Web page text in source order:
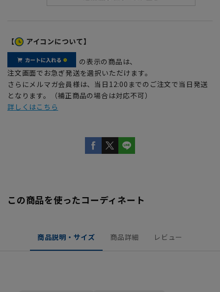
【 アイコンについて】
の表示の商品は、
注文画面でお急ぎ発送を選択いただけます。
さらにメルマガ会員様は、当日12:00までのご注文で当日発送
となります。（補正商品の場合は対応不可）
詳しくはこちら
この商品を使ったコーディネート
商品説明・サイズ 商品詳細 レビュー